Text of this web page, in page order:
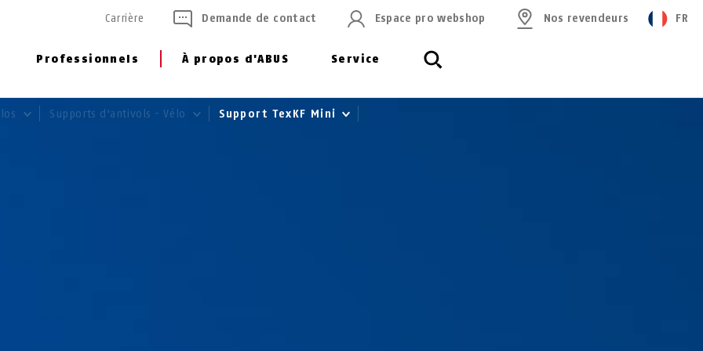
Professionnels À propos d'ABUS Service
Carrière Demande de contact Espace pro webshop Nos revendeurs FR
Supports d‘antivols - Vélo Support TexKF Mini